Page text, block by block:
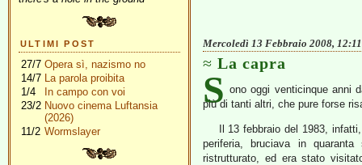
ULTIMI POST
27/7 Opera sì, nazismo no
14/7 La parola proibita
1/4
In campo con voi
23/2 Nuovo cinema Luftansia
(2026)
11/2 Wormslayer
Mercoledì 13 Febbraio 2008, 12:11
La capra
S ono oggi venticinque anni
più di tanti altri, che pure forse
Il 13 febbraio del 1983,
periferia, bruciava in
ristrutturato, ed era stato